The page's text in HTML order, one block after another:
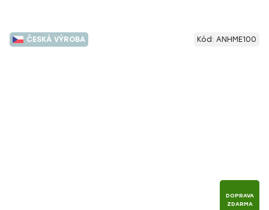
ČESKÁ VÝROBA
DOPRAVA
ZDARMA
Kód: ANHME100